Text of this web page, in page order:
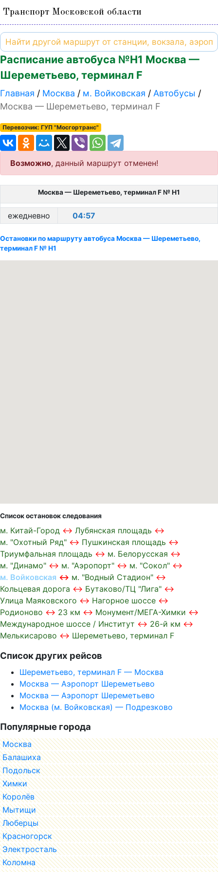
Транспорт Московской области
Расписание автобуса №Н1 Москва —
Шереметьево, терминал F
Главная Москва м. Войковская
Автобусы
Москва — Шереметьево, терминал F
Перевозчик: ГУП "Мосгортранс"
Возможно, данный маршрут отменен!
Москва — Шереметьево, терминал F № Н1
ежедневно 04:57
Остановки по маршруту автобуса Москва — Шереметьево,
терминал F № Н1
Список остановок следования
м. Китай-Город
Лубянская площадь
м. "Охотный Ряд"
Пушкинская площадь
Триумфальная площадь
м. Белорусская
м. "Динамо"
м. "Аэропорт"
м. "Сокол"
м. Войковская
м. "Водный Стадион"
Кольцевая дорога
Бутаково/ТЦ "Лига"
Улица Маяковского
Нагорное шоссе
Родионово
23 км
Монумент/МЕГА-Химки
Международное шоссе / Институт
26-й км
Мелькисарово
Шереметьево, терминал F
Список других рейсов
Шереметьево, терминал F — Москва
Москва — Аэропорт Шереметьево
Москва — Аэропорт Шереметьево
Москва (м. Войковская) — Подрезково
Популярные города
Москва
Балашиха
Подольск
Химки
Королёв
Мытищи
Люберцы
Красногорск
Электросталь
Коломна